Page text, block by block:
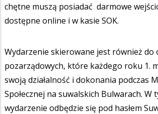
chętne muszą posiadać darmowe
dostępne online i w kasie SOK.
Wydarzenie skierowane jest również do
pozarządowych, które każdego roku 1.
swoją działalność i dokonania podczas
Społecznej na suwalskich Bulwarach. W
wydarzenie odbędzie się pod hasłem